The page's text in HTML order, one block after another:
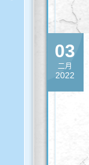
03
二月
2022